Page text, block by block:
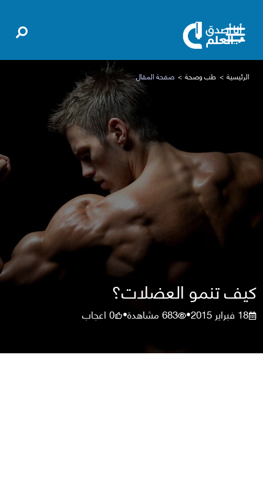
الرئيسية طب وصحة صفحة المقال
كيف تنمو العضلات؟
18 فبراير 2015 •
683مشاهدة•
0اعجاب